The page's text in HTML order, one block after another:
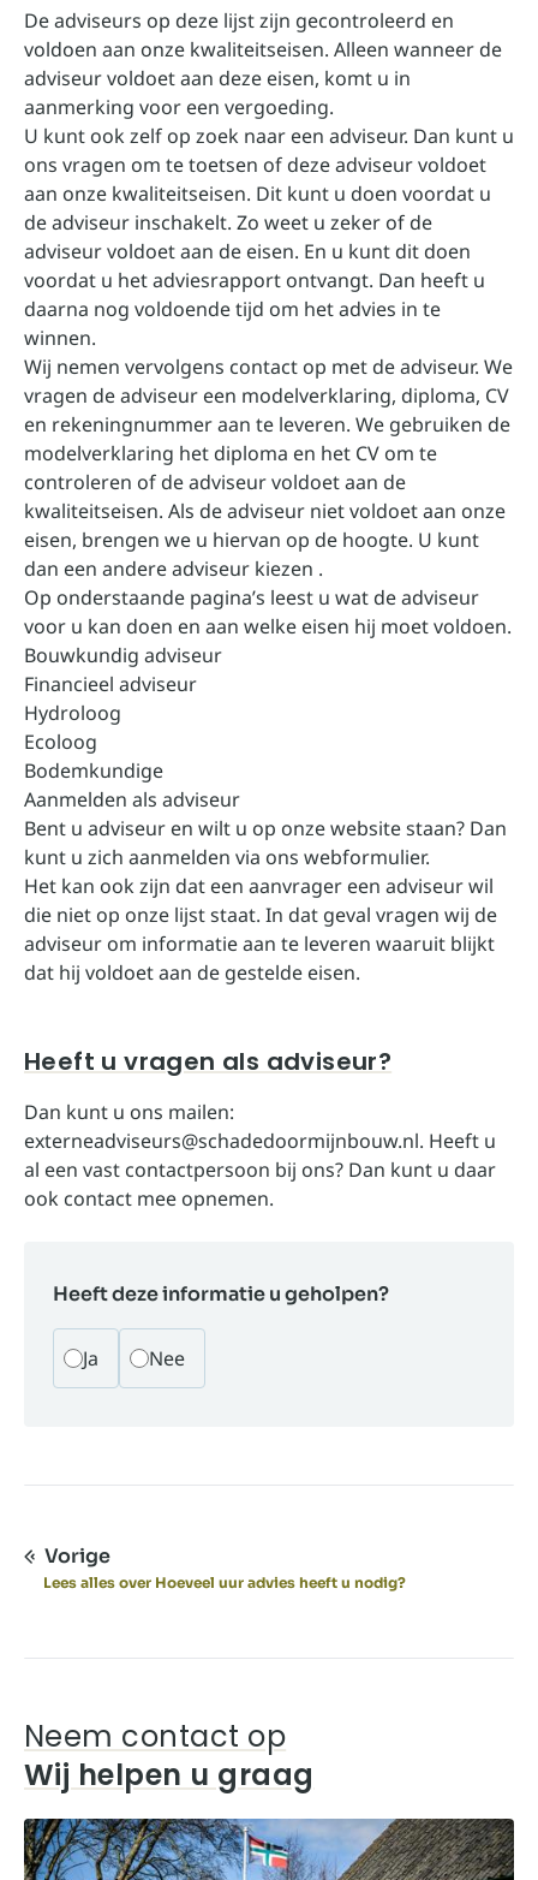
De adviseurs op deze lijst zijn gecontroleerd en
voldoen aan onze kwaliteitseisen. Alleen wanneer de
adviseur voldoet aan deze eisen, komt u in
aanmerking voor een vergoeding.
U kunt ook zelf op zoek naar een adviseur. Dan kunt u
ons vragen om te toetsen of deze adviseur voldoet
aan onze kwaliteitseisen. Dit kunt u doen voordat u
de adviseur inschakelt. Zo weet u zeker of de
adviseur voldoet aan de eisen. En u kunt dit doen
voordat u het adviesrapport ontvangt. Dan heeft u
daarna nog voldoende tijd om het advies in te
winnen.
Wij nemen vervolgens contact op met de adviseur. We
vragen de adviseur een modelverklaring, diploma, CV
en rekeningnummer aan te leveren. We gebruiken de
modelverklaring het diploma en het CV om te
controleren of de adviseur voldoet aan de
kwaliteitseisen. Als de adviseur niet voldoet aan onze
eisen, brengen we u hiervan op de hoogte. U kunt
dan een andere adviseur kiezen .
Op onderstaande pagina’s leest u wat de adviseur
voor u kan doen en aan welke eisen hij moet voldoen.
Bouwkundig adviseur
Financieel adviseur
Hydroloog
Ecoloog
Bodemkundige
Aanmelden als adviseur
Bent u adviseur en wilt u op onze website staan? Dan
kunt u zich aanmelden via ons webformulier.
Het kan ook zijn dat een aanvrager een adviseur wil
die niet op onze lijst staat. In dat geval vragen wij de
adviseur om informatie aan te leveren waaruit blijkt
dat hij voldoet aan de gestelde eisen.
Heeft u vragen als adviseur?
Dan kunt u ons mailen:
externeadviseurs@schadedoormijnbouw.nl. Heeft u
al een vast contactpersoon bij ons? Dan kunt u daar
ook contact mee opnemen.
Heeft deze informatie u geholpen?
Ja Nee
Vorige
Lees alles over Hoeveel uur advies heeft u nodig?
Neem contact op
Wij helpen u graag